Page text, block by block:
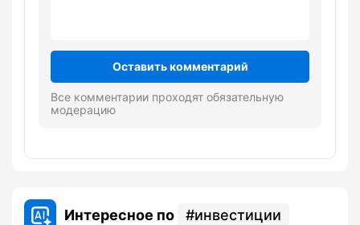
Оставить комментарий
Все комментарии проходят обязательную
модерацию
Интересное по инвестиции